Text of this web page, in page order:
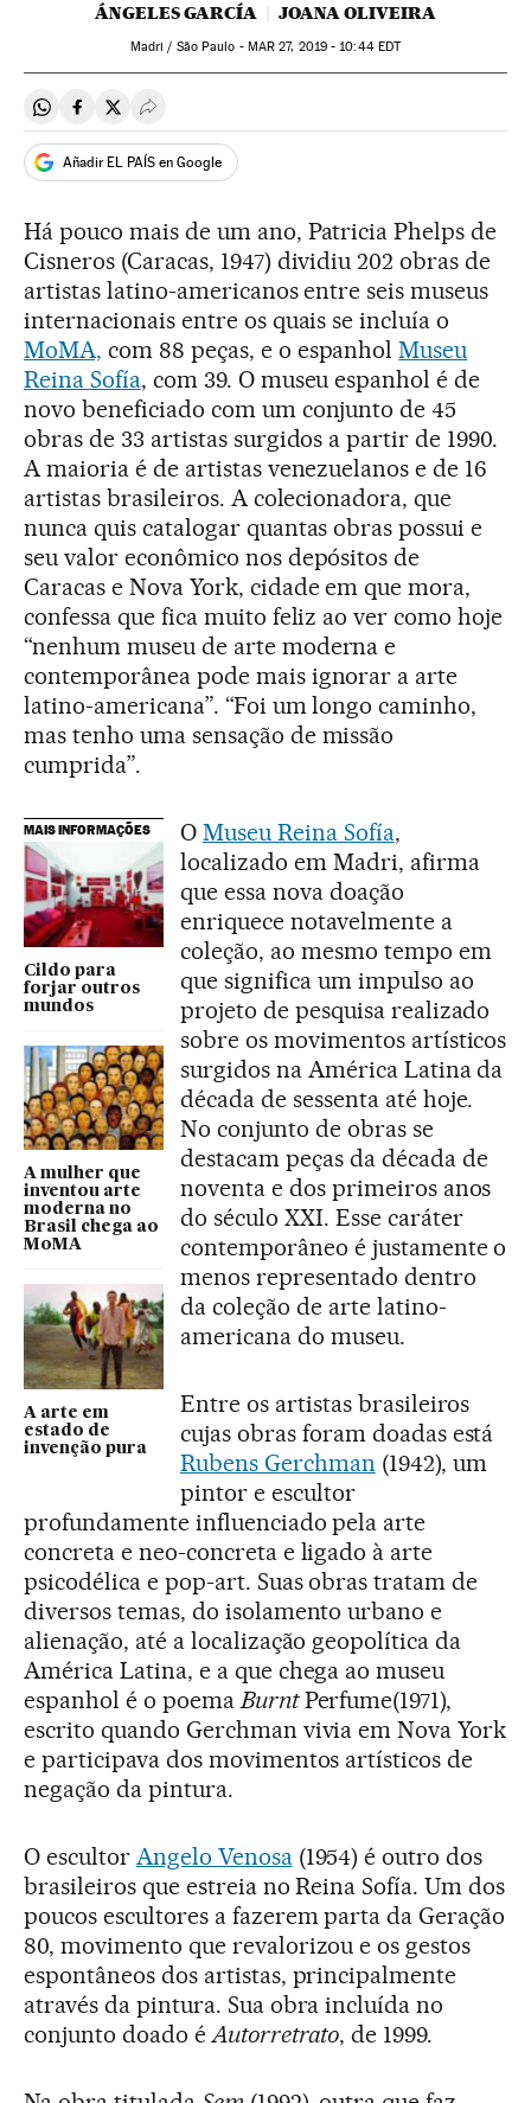
ÁNGELES GARCÍA JOANA OLIVEIRA
Madri / São Paulo - MAR 27, 2019 - 10:44EDT
Compartir en Whatsapp
Compartir en Facebook
Compartir en Twitter
Desplegar Redes Sociales
Añadir EL PAÍS en Google
Há pouco mais de um ano, Patricia Phelps de
Cisneros (Caracas, 1947) dividiu 202 obras de
artistas latino-americanos entre seis museus
internacionais entre os quais se incluía o
MoMA, com 88 peças, e o espanholMuseu
Reina Sofía, com 39. O museu espanhol é de
novo beneficiado com um conjunto de 45
obras de 33 artistas surgidos a partir de 1990.
A maioria é de artistas venezuelanos e de 16
artistas brasileiros. A colecionadora, que
nunca quis catalogar quantas obras possui e
seu valor econômico nos depósitos de
Caracas e Nova York, cidade em que mora,
confessa que fica muito feliz ao ver como hoje
“nenhum museu de arte moderna e
contemporânea pode mais ignorar a arte
latino-americana”. “Foi um longo caminho,
mas tenho uma sensação de missão
cumprida”.
MAIS INFORMAÇÕES
Cildo para
forjar outros
mundos
A mulher que
inventou arte
moderna no
Brasil chega ao
MoMA
A arte em
estado de
invenção pura
O Museu Reina Sofía,
localizado em Madri, afirma
que essa nova doação
enriquece notavelmente a
coleção, ao mesmo tempo em
que significa um impulso ao
projeto de pesquisa realizado
sobre os movimentos artísticos
surgidos na América Latina da
década de sessenta até hoje.
No conjunto de obras se
destacam peças da década de
noventa e dos primeiros anos
do século XXI. Esse caráter
contemporâneo é justamente o
menos representado dentro
da coleção de arte latino-
americana do museu.
Entre os artistas brasileiros
cujas obras foram doadas está
Rubens Gerchman (1942), um
pintor e escultor
profundamente influenciado pela arte
concreta e neo-concreta e ligado à arte
psicodélica e pop-art. Suas obras tratam de
diversos temas, do isolamento urbano e
alienação, até a localização geopolítica da
América Latina, e a que chega ao museu
espanhol é o poemaBurntPerfume(1971),
escrito quando Gerchman vivia em Nova York
e participava dos movimentos artísticos de
negação da pintura.
O escultor Angelo Venosa(1954) é outro dos
brasileiros que estreia no Reina Sofía. Um dos
poucos escultores a fazerem parta da Geração
80, movimento que revalorizou e os gestos
espontâneos dos artistas, principalmente
através da pintura. Sua obra incluída no
conjunto doado éAutorretrato, de 1999.